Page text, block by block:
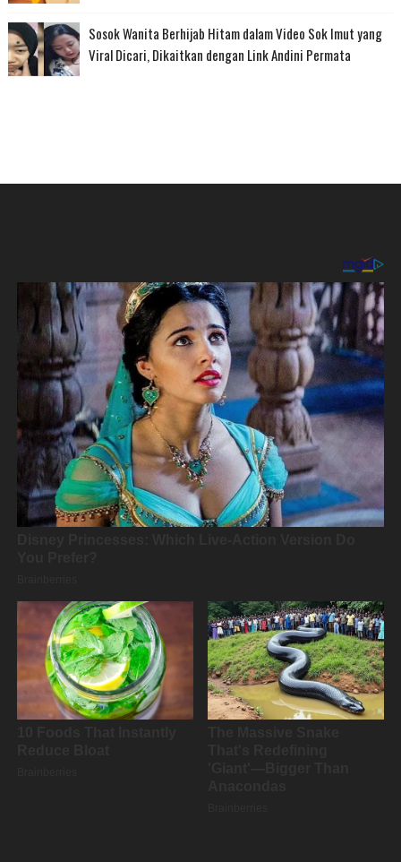
Sosok Wanita Berhijab Hitam dalam Video Sok Imut yang
Viral Dicari, Dikaitkan dengan Link Andini Permata